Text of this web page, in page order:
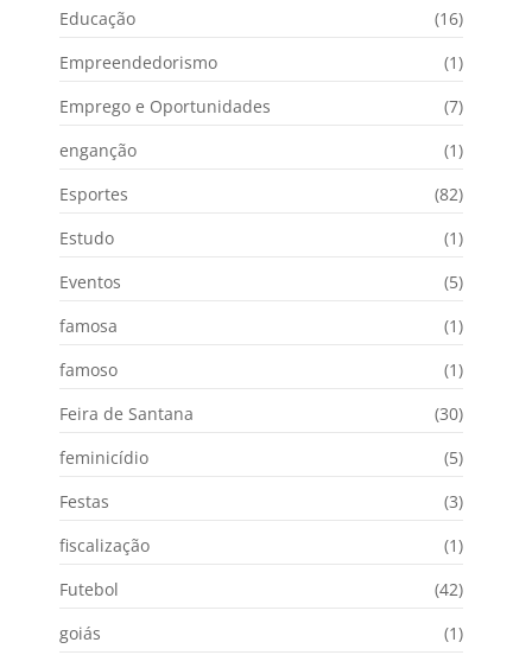
Educação
(16)
Empreendedorismo
(1)
Emprego e Oportunidades
(7)
enganção
(1)
Esportes
(82)
Estudo
(1)
Eventos
(5)
famosa
(1)
famoso
(1)
Feira de Santana
(30)
feminicídio
(5)
Festas
(3)
fiscalização
(1)
Futebol
(42)
goiás
(1)